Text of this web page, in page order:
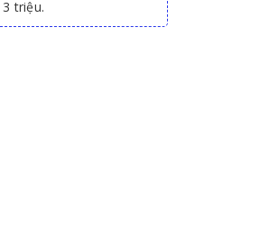
triệu.